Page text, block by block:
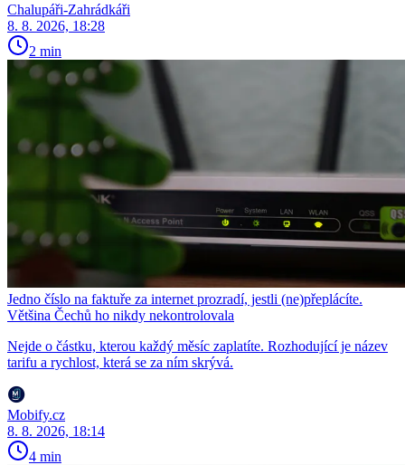
Chalupáři-Zahrádkáři
8. 8. 2026, 18:28
2 min
Jedno číslo na faktuře za internet prozradí, jestli (ne)přeplácíte.
Většina Čechů ho nikdy nekontrolovala
Nejde o částku, kterou každý měsíc zaplatíte. Rozhodující je název
tarifu a rychlost, která se za ním skrývá.
Mobify.cz
8. 8. 2026, 18:14
4 min